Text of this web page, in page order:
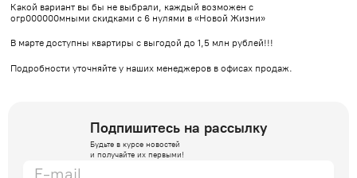
Какой вариант вы бы не выбрали, каждый возможен с
огр000000мными скидками с 6 нулями в «Новой Жизни»
В марте доступны квартиры с выгодой до 1,5 млн рублей!!!
Подробности уточняйте у наших менеджеров в офисах продаж.
Подпишитесь на рассылку
Будьте в курсе новостей
и получайте их первыми!